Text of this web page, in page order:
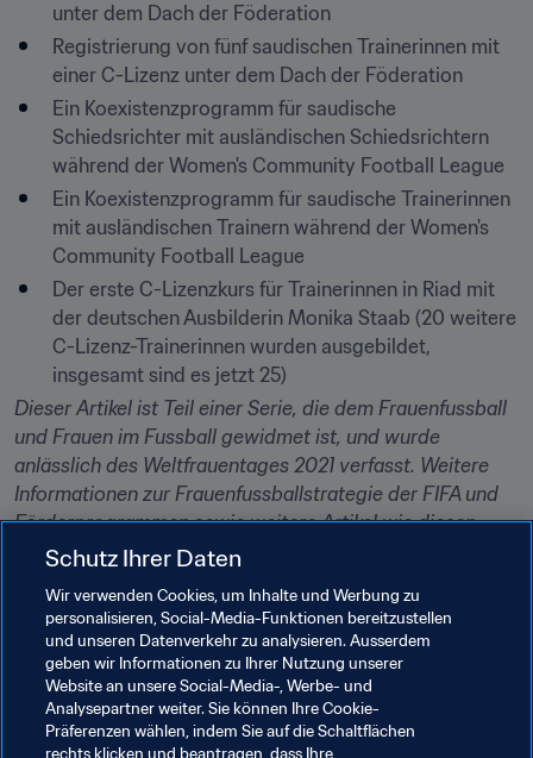
unter dem Dach der Föderation
Registrierung von fünf saudischen Trainerinnen mit
einer C-Lizenz unter dem Dach der Föderation
Ein Koexistenzprogramm für saudische
Schiedsrichter mit ausländischen Schiedsrichtern
während der Women's Community Football League
Ein Koexistenzprogramm für saudische Trainerinnen
mit ausländischen Trainern während der Women's
Community Football League
Der erste C-Lizenzkurs für Trainerinnen in Riad mit
der deutschen Ausbilderin Monika Staab (20 weitere
C-Lizenz-Trainerinnen wurden ausgebildet,
insgesamt sind es jetzt 25)
Dieser Artikel ist Teil einer Serie, die dem Frauenfussball
und Frauen im Fussball gewidmet ist, und wurde
anlässlich des Weltfrauentages 2021 verfasst. Weitere
Informationen zur Frauenfussballstrategie der FIFA und
Förderprogrammen sowie weitere Artikel wie diesen
finden Sie hier.
FIFA.COM
Empfang des FIFA-Präsidenten beim
saudischen Kronprinzen Mohammed
bin Salman
Schutz Ihrer Daten
Wir verwenden Cookies, um Inhalte und Werbung zu
personalisieren, Social-Media-Funktionen bereitzustellen
und unseren Datenverkehr zu analysieren. Ausserdem
geben wir Informationen zu Ihrer Nutzung unserer
Website an unsere Social-Media-, Werbe- und
Analysepartner weiter. Sie können Ihre Cookie-
Präferenzen wählen, indem Sie auf die Schaltflächen
rechts klicken und beantragen, dass Ihre